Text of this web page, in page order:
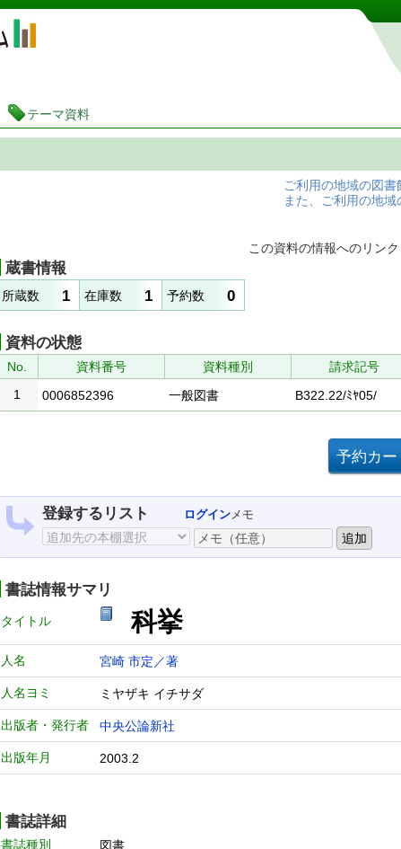
岡山県立図書館 蔵書検索・予約システム
テーマ資料
ご利用の地域の図
また、ご利用の地
この資料の情報へのリンク
蔵書情報
所蔵数 1 在庫数 1 予約数 0
資料の状態
No. 資料番号 資料種別 請求記号
1
0006852396 一般図書 B322.22/ﾐﾔ05/
登録するリスト ログインメモ
書誌情報サマリ
タイトル 科挙
人名 宮崎 市定／著
人名ヨミ ミヤザキ イチサダ
出版者・発行者 中央公論新社
出版年月 2003.2
書誌詳細
書誌種別 図書